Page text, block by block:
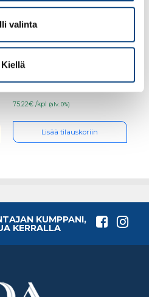
valinta
Kiellä
Värisilmä Pilke kuullote
75.22€ /kpl (alv. 0%)
Lisää tilauskoriin
KUMPPANI,
KERRALLA